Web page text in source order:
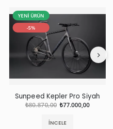
YENİ ÜRÜN
-5%
Sunpeed Kepler Pro Siyah
₺80.870,00 ₺77.000,00
İNCELE